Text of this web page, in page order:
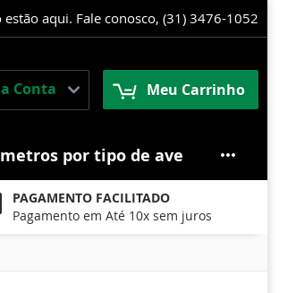
aqui. Fale conosco, (31) 3476-1052
Meu Carrinho
Conta
por tipo de ave
PAGAMENTO FACILITADO
Pagamento em Até 10x sem juros